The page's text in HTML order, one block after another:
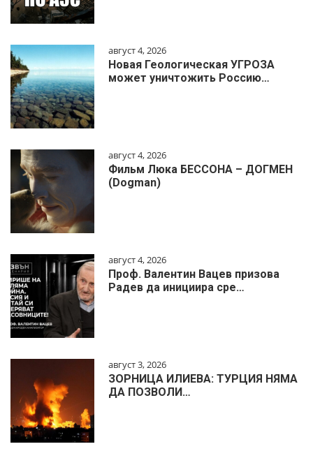
август 4, 2026
Новая Геологическая УГРОЗА
может уничтожить Россию…
август 4, 2026
Фильм Люка БЕССОНА – ДОГМЕН
(Dogman)
август 4, 2026
Проф. Валентин Вацев призова
Радев да инициира сре…
август 3, 2026
ЗОРНИЦА ИЛИЕВА: ТУРЦИЯ НЯМА
ДА ПОЗВОЛИ…